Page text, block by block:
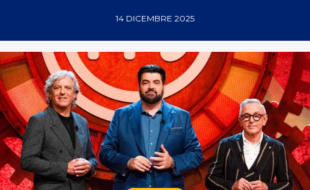
14 DICEMBRE 2025